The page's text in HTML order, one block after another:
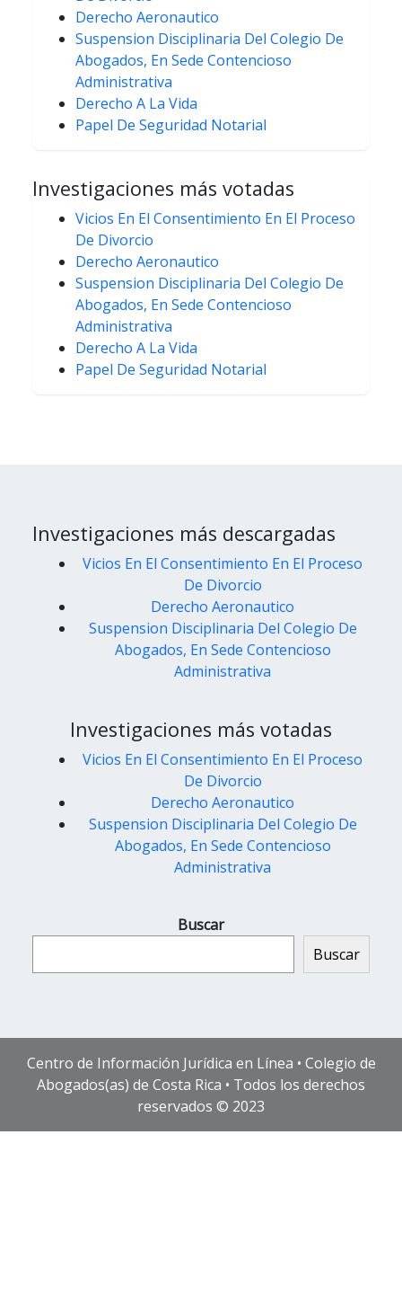
Derecho Aeronautico
Suspension Disciplinaria Del Colegio De
Abogados, En Sede Contencioso
Administrativa
Derecho A La Vida
Papel De Seguridad Notarial
Investigaciones más votadas
Vicios En El Consentimiento En El Proceso
De Divorcio
Derecho Aeronautico
Suspension Disciplinaria Del Colegio De
Abogados, En Sede Contencioso
Administrativa
Derecho A La Vida
Papel De Seguridad Notarial
Investigaciones más descargadas
Vicios En El Consentimiento En El Proceso
De Divorcio
Derecho Aeronautico
Suspension Disciplinaria Del Colegio De
Abogados, En Sede Contencioso
Administrativa
Investigaciones más votadas
Vicios En El Consentimiento En El Proceso
De Divorcio
Derecho Aeronautico
Suspension Disciplinaria Del Colegio De
Abogados, En Sede Contencioso
Administrativa
Buscar
Buscar
Centro de Información Jurídica en Línea • Colegio de
Abogados(as) de Costa Rica • Todos los derechos
reservados © 2023